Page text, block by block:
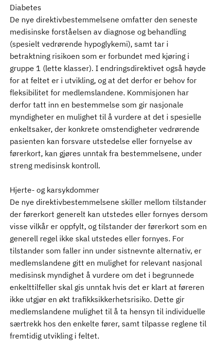
Diabetes
De nye direktivbestemmelsene omfatter den seneste
medisinske forståelsen av diagnose og behandling
(spesielt vedrørende hypoglykemi), samt tar i
betraktning risikoen som er forbundet med kjøring i
gruppe 1 (lette klasser). I endringsdirektivet også høyde
for at feltet er i utvikling, og at det derfor er behov for
fleksibilitet for medlemslandene. Kommisjonen har
derfor tatt inn en bestemmelse som gir nasjonale
myndigheter en mulighet til å vurdere at det i spesielle
enkeltsaker, der konkrete omstendigheter vedrørende
pasienten kan forsvare utstedelse eller fornyelse av
førerkort, kan gjøres unntak fra bestemmelsene, under
streng medisinsk kontroll.
Hjerte- og karsykdommer
De nye direktivbestemmelsene skiller mellom tilstander
der førerkort generelt kan utstedes eller fornyes dersom
visse vilkår er oppfylt, og tilstander der førerkort som en
generell regel ikke skal utstedes eller fornyes. For
tilstander som faller inn under sistnevnte alternativ, er
medlemslandene gitt en mulighet for relevant nasjonal
medisinsk myndighet å vurdere om det i begrunnede
enkelttilfeller skal gis unntak hvis det er klart at føreren
ikke utgjør en økt trafikksikkerhetsrisiko. Dette gir
medlemslandene mulighet til å ta hensyn til individuelle
særtrekk hos den enkelte fører, samt tilpasse reglene til
fremtidig utvikling i feltet.